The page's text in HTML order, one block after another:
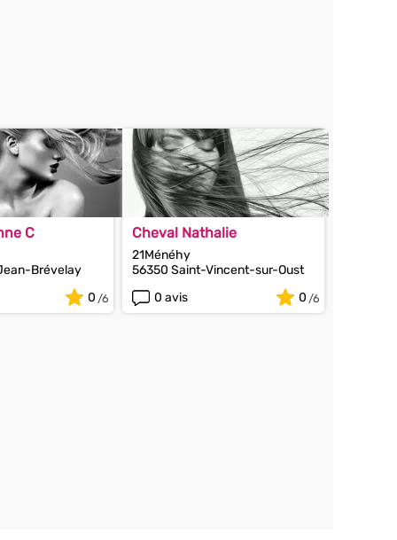
C
Brévelay
0
Cheval Nathalie
21Ménéhy
56350 Saint-Vincent-sur-Oust
0 avis
0